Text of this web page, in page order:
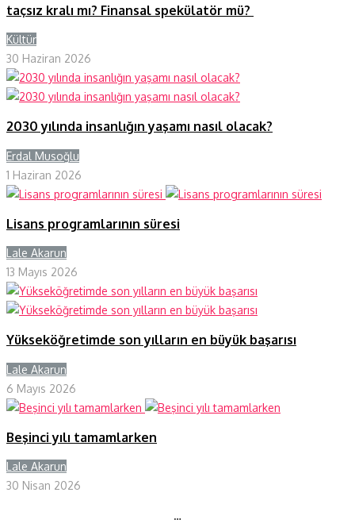
taçsız kralı mı? Finansal spekülatör mü?
Kültür
30 Haziran 2026
2030 yılında insanlığın yaşamı nasıl olacak?
Erdal Musoğlu
1 Haziran 2026
Lisans programlarının süresi
Lale Akarun
13 Mayıs 2026
Yükseköğretimde son yılların en büyük başarısı
Lale Akarun
6 Mayıs 2026
Beşinci yılı tamamlarken
Lale Akarun
30 Nisan 2026
…